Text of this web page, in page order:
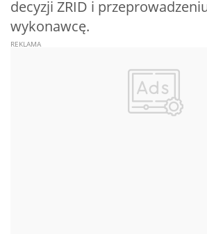
decyzji ZRID i
wykonawcę.